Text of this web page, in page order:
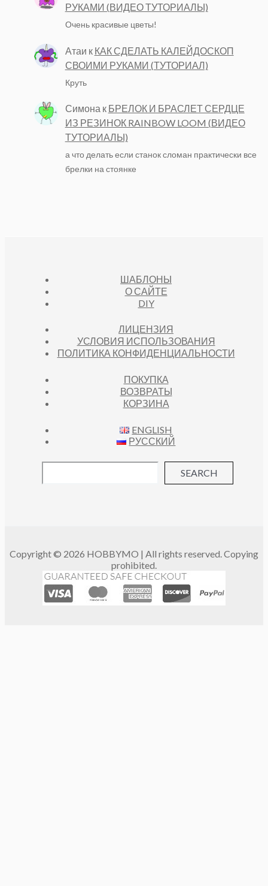
РУКАМИ (ВИДЕО ТУТОРИАЛЫ)
Очень красивые цветы!
Атаи к КАК СДЕЛАТЬ КАЛЕЙДОСКОП
СВОИМИ РУКАМИ (ТУТОРИАЛ)
Круть
Симона к БРЕЛОК И БРАСЛЕТ СЕРДЦЕ
ИЗ РЕЗИНОК RAINBOW LOOM (ВИДЕО
ТУТОРИАЛЫ)
а что делать если станок сломан практически все
брелки на стоянке
ШАБЛОНЫ
О САЙТЕ
DIY
ЛИЦЕНЗИЯ
УСЛОВИЯ ИСПОЛЬЗОВАНИЯ
ПОЛИТИКА КОНФИДЕНЦИАЛЬНОСТИ
ПОКУПКА
ВОЗВРАТЫ
КОРЗИНА
ENGLISH
РУССКИЙ
SEARCH
Copyright © 2026 HOBBYMO | All rights reserved. Copying
prohibited.